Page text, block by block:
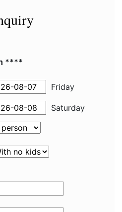
****
Friday
Saturday